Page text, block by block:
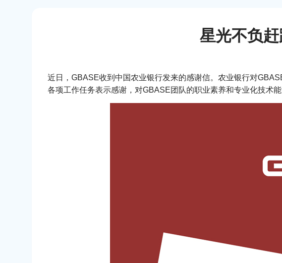
星光不负
近日，GBASE收到中国农业银行发来的感谢信。农业银行对
各项工作任务表示感谢，对GBASE团队的职业素养和专业化技术能